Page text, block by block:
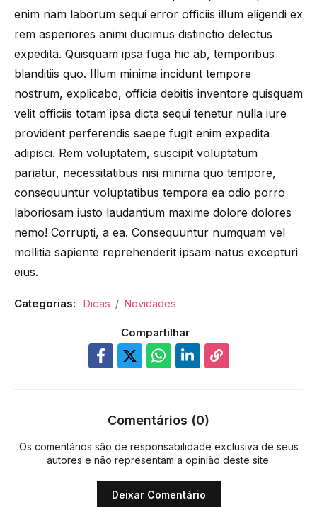
enim nam laborum sequi error officiis illum eligendi ex
rem asperiores animi ducimus distinctio delectus
expedita. Quisquam ipsa fuga hic ab, temporibus
blanditiis quo. Illum minima incidunt tempore
nostrum, explicabo, officia debitis inventore quisquam
velit officiis totam ipsa dicta sequi tenetur nulla iure
provident perferendis saepe fugit enim expedita
adipisci. Rem voluptatem, suscipit voluptatum
pariatur, necessitatibus nisi minima quo tempore,
consequuntur voluptatibus tempora ea odio porro
laboriosam iusto laudantium maxime dolore dolores
nemo! Corrupti, a ea. Consequuntur numquam vel
mollitia sapiente reprehenderit ipsam natus excepturi
eius.
Categorias: Dicas Novidades
Compartilhar
Comentários (0)
Os comentários são de responsabilidade exclusiva de seus
autores e não representam a opinião deste site.
Deixar Comentário